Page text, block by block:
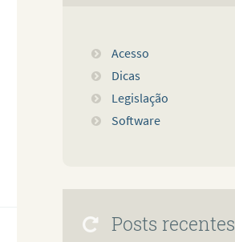
Acesso
Dicas
Legislação
Software
Posts recentes